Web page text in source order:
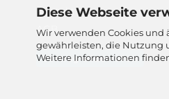
Diese Webseite
Wir verwenden Cookies
gewährleisten, die Nutzung
Weitere Informationen
Kontakt
AGB
Vertrag widerrufen